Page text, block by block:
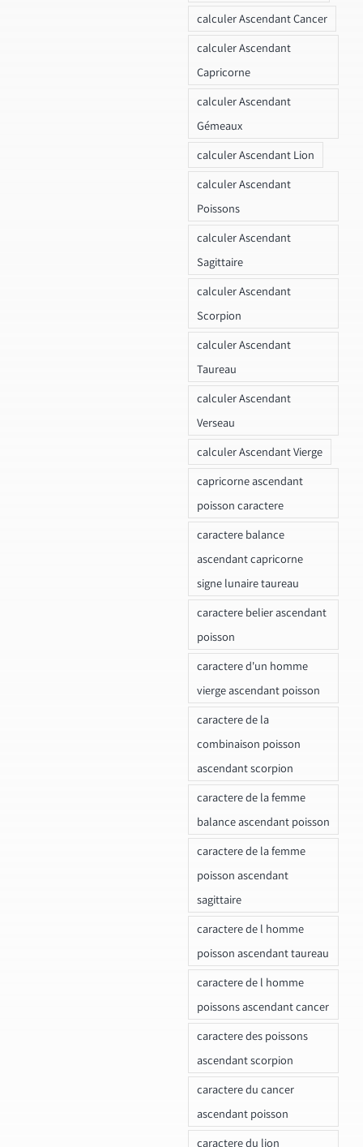
calculer Ascendant Cancer
calculer Ascendant
Capricorne
calculer Ascendant
Gémeaux
calculer Ascendant Lion
calculer Ascendant
Poissons
calculer Ascendant
Sagittaire
calculer Ascendant
Scorpion
calculer Ascendant
Taureau
calculer Ascendant
Verseau
calculer Ascendant Vierge
capricorne ascendant
poisson caractere
caractere balance
ascendant capricorne
signe lunaire taureau
caractere belier ascendant
poisson
caractere d'un homme
vierge ascendant poisson
caractere de la
combinaison poisson
ascendant scorpion
caractere de la femme
balance ascendant poisson
caractere de la femme
poisson ascendant
sagittaire
caractere de l homme
poisson ascendant taureau
caractere de l homme
poissons ascendant cancer
caractere des poissons
ascendant scorpion
caractere du cancer
ascendant poisson
caractere du lion